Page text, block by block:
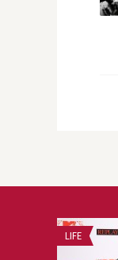
STIRI